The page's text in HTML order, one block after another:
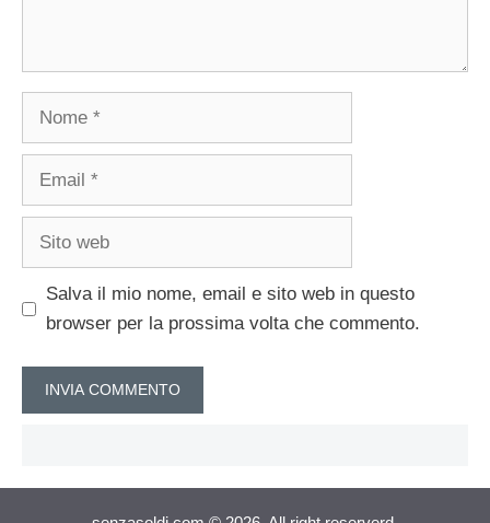
Nome
Email
Sito
Salva il mio nome, email e sito web in questo
browser per la prossima volta che commento.